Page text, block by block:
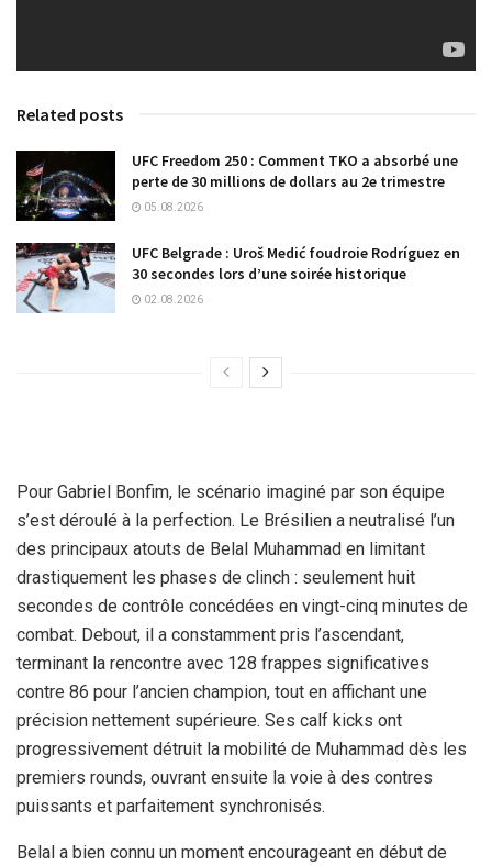
Related posts
UFC Freedom 250 : Comment TKO a absorbé une
perte de 30 millions de dollars au 2e trimestre
05.08.2026
UFC Belgrade : Uroš Medić foudroie Rodríguez en
30 secondes lors d’une soirée historique
02.08.2026
Pour Gabriel Bonfim, le scénario imaginé par son équipe
s’est déroulé à la perfection. Le Brésilien a neutralisé l’un
des principaux atouts de Belal Muhammad en limitant
drastiquement les phases de clinch : seulement huit
secondes de contrôle concédées en vingt-cinq minutes de
combat. Debout, il a constamment pris l’ascendant,
terminant la rencontre avec 128 frappes significatives
contre 86 pour l’ancien champion, tout en affichant une
précision nettement supérieure. Ses calf kicks ont
progressivement détruit la mobilité de Muhammad dès les
premiers rounds, ouvrant ensuite la voie à des contres
puissants et parfaitement synchronisés.
Belal a bien connu un moment encourageant en début de